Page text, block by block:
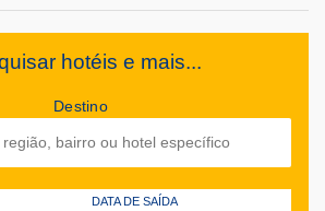
hotéis e mais...
Destino
DATA DE SAÍDA